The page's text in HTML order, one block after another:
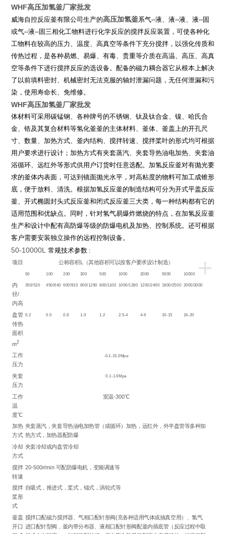
WHF高压加氢釜厂家批发
威海自控反应釜有限公司生产的高压加氢釜系气--液、液--液、液--固
或气--液--固三相化工物料进行化学反应的搅拌反应装置，可使各种化
工物料在较高的压力、温度、高真空等条件下充分搅拌，以强化传质和
传热过程，是各种易燃、易爆、有毒、贵重等介质在高温、高压、高真
空等条件下进行搅拌反应的选设备。配备的磁力耦合器它从根本上解决
了以前填料密封、机械密封无法克服的轴封泄漏问题，无任何泄漏和污
染，使用寿命长、免维修。
WHF高压加氢釜厂家批发
体材料可采用碳锰钢、各种牌号的不锈钢、钛及钛合金、镍、哈氏合
金、锆及其复合材料等氢化釜釜的主体材料、釜体、釜盖上的开孔尺
寸、数量、加热方式、釜内结构、搅拌转速、搅拌桨叶的形式均可根据
用户要求进行设计；加热方式有夹套蒸汽、夹套导热油电加热、夹套油
浴循环、远红外等形式供用户订货时任意选配。加氢反应釜对有抛光要
求的釜体内表面，可达到镜面抛光水平，对高粘度的物料可加工成锥形
底，便于放料、清洗。根据加氢反应釜的制造结构可分为开式平盖反应
釜、开式椭圆封头式反应釜和闭式反应釜三大类，每一种结构都有它的
适用范围和优缺点。同时，针对氢气易爆炸燃烧的特点，在加氢反应釜
生产和设计中配有高防爆等级的防爆电机及加热、控制系统。还可根据
客户需要安装独立操作的远程控制设备。
50-10000L常规技术参数 :
+
项目 公称容积L（其他容积可以按客户要求设计制造）
50 100 200 300 500 1000 2000 5000 10000
内
径/
内高
350/520 450/640 600/910 600/1290 800/1100 1000/1390 1200/2400 1800/2500 2000/3000
盘管
传热
面积
m2
0.2 0.5 0.8 1.0 1.2 2.5-4 4-6 10-15 16-20
工作
压力
-0.1-15.0Mpa
夹套
压力
0.1-1.6Mpa
工作
温
度℃
室温-300℃
加热
方式
夹套蒸汽，夹套导热油电加热管（或循环）加热，远红外，外半盘管等多种加
热方式，加热器配防爆
冷却
方式
夹套冷却或内盘管冷却
搅拌
转速
20-500r/min 可配防爆电机，变频调速等
搅拌
桨形
式
自吸式，推进式，桨式，锚式，涡轮式等
釜盖
开口
搅拌口配磁力搅拌器、气相口配针形阀(充各种适用气体或抽真空用）、氢气
进口配针型阀，釜内带分布器、液相口配针形阀配釜内插底管（反应过程中取